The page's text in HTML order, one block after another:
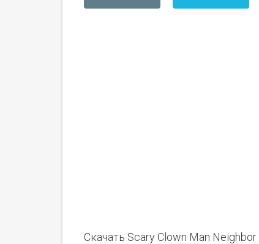
Скачать Scary Clown Man